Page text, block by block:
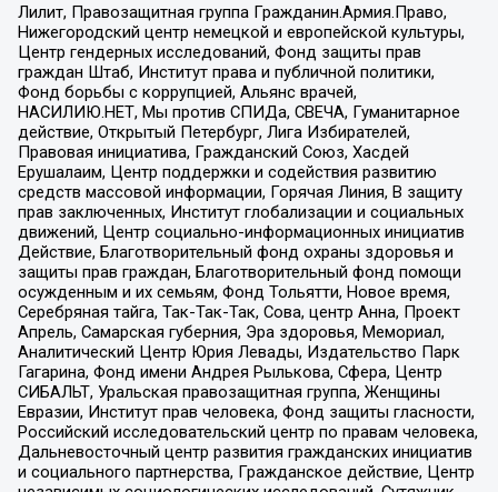
Лилит, Правозащитная группа Гражданин.Армия.Право,
Нижегородский центр немецкой и европейской культуры,
Центр гендерных исследований, Фонд защиты прав
граждан Штаб, Институт права и публичной политики,
Фонд борьбы с коррупцией, Альянс врачей,
НАСИЛИЮ.НЕТ, Мы против СПИДа, СВЕЧА, Гуманитарное
действие, Открытый Петербург, Лига Избирателей,
Правовая инициатива, Гражданский Союз, Хасдей
Ерушалаим, Центр поддержки и содействия развитию
средств массовой информации, Горячая Линия, В защиту
прав заключенных, Институт глобализации и социальных
движений, Центр социально-информационных инициатив
Действие, Благотворительный фонд охраны здоровья и
защиты прав граждан, Благотворительный фонд помощи
осужденным и их семьям, Фонд Тольятти, Новое время,
Серебряная тайга, Так-Так-Так, Сова, центр Анна, Проект
Апрель, Самарская губерния, Эра здоровья, Мемориал,
Аналитический Центр Юрия Левады, Издательство Парк
Гагарина, Фонд имени Андрея Рылькова, Сфера, Центр
СИБАЛЬТ, Уральская правозащитная группа, Женщины
Евразии, Институт прав человека, Фонд защиты гласности,
Российский исследовательский центр по правам человека,
Дальневосточный центр развития гражданских инициатив
и социального партнерства, Гражданское действие, Центр